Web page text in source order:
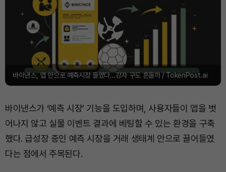
바이낸스, 앱 안으로 예측시장 들였다…강자 구도 흔들까 / TokenPost.ai
바이낸스가 ‘예측 시장’ 기능을 도입하며, 사용자들이 앱을 벗
어나지 않고 실물 이벤트 결과에 베팅할 수 있는 환경을 구축
했다. 급성장 중인 예측 시장을 거래 생태계 안으로 끌어들였
다는 점에서 주목된다.